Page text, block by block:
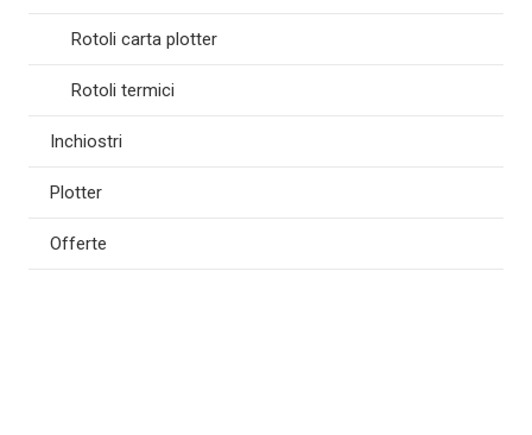
Rotoli carta plotter
Rotoli termici
Inchiostri
Plotter
Offerte